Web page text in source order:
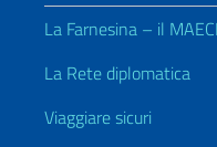
La Farnesina – il MAECI
La Rete diplomatica
Viaggiare sicuri